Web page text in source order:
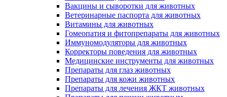
Вакцины и сыворотки для животных
Ветеринарные паспорта для животных
Витамины для животных
Гомеопатия и фитопрепараты для животных
Иммуномодуляторы для животных
Корректоры поведения для животных
Медицинские инструменты для животных
Препараты для глаз животных
Препараты для кожи животных
Препараты для лечения ЖКТ животных